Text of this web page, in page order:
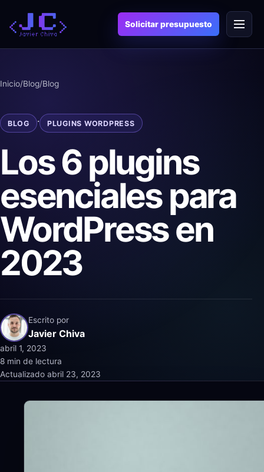
contenido
Solicitar presupuesto
Inicio/Blog/Blog
BLOG · PLUGINS WORDPRESS
Los 6 plugins
esenciales para
WordPress en
2023
Escrito por
Javier Chiva
abril 1, 2023
8 min de lectura
Actualizado abril 23, 2023